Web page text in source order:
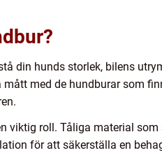
din hunds storlek, bilens
med de hundburar som
viktig roll. Tåliga material
för att säkerställa en